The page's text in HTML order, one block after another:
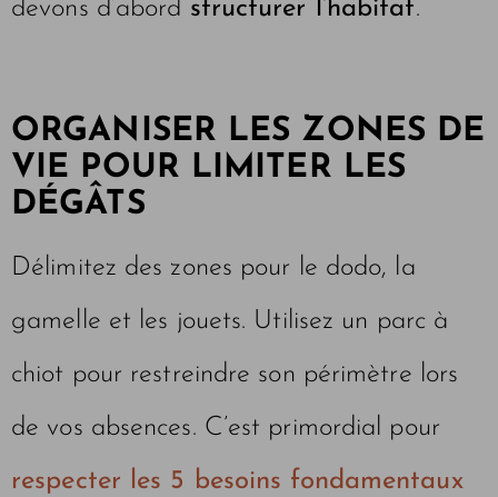
devons d’abord structurer l’habitat.
ORGANISER LES ZONES DE
VIE POUR LIMITER LES
DÉGÂTS
Délimitez des zones pour le dodo, la
gamelle et les jouets. Utilisez un parc à
chiot pour restreindre son périmètre lors
de vos absences. C’est primordial pour
respecter les 5 besoins fondamentaux